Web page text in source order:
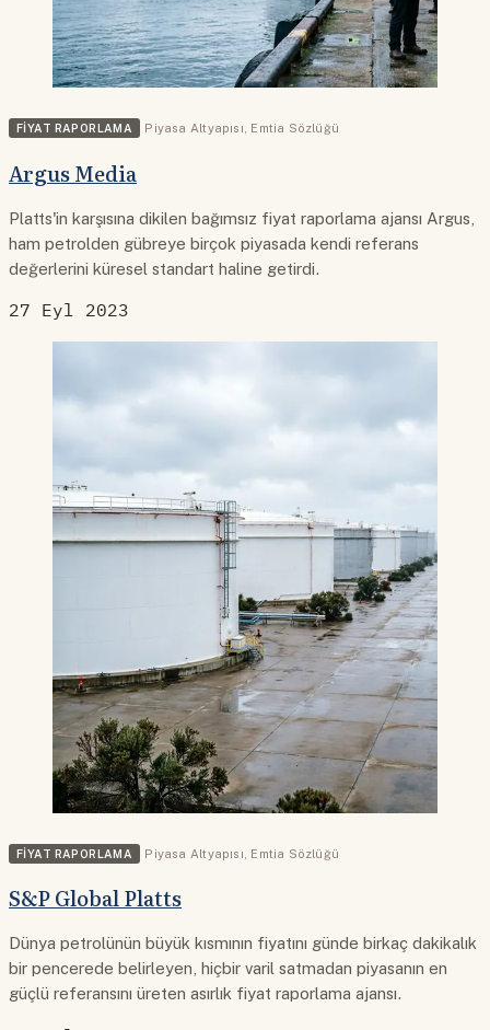
FIYAT RAPORLAMA Piyasa Altyapısı Emtia Sözlüğü
Argus Media
Platts'in karşısına dikilen bağımsız fiyat raporlama ajansı Argus,
ham petrolden gübreye birçok piyasada kendi referans
değerlerini küresel standart haline getirdi.
27 Eyl 2023
FIYAT RAPORLAMA Piyasa Altyapısı Emtia Sözlüğü
S&P Global Platts
Dünya petrolünün büyük kısmının fiyatını günde birkaç dakikalık
bir pencerede belirleyen, hiçbir varil satmadan piyasanın en
güçlü referansını üreten asırlık fiyat raporlama ajansı.